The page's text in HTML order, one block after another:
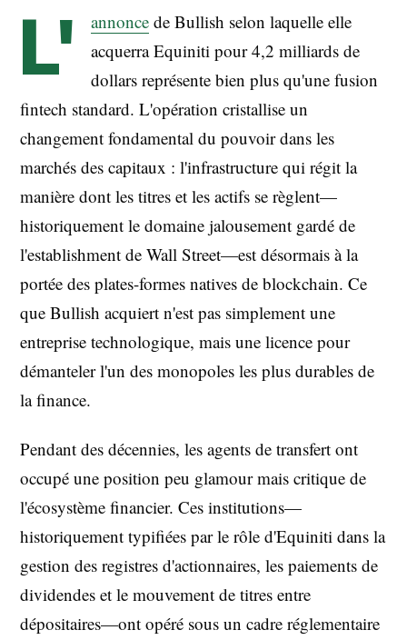
L' annonce de Bullish selon laquelle elle
acquerra Equiniti pour 4,2 milliards de
dollars représente bien plus qu'une fusion
fintech standard. L'opération cristallise un
changement fondamental du pouvoir dans les
marchés des capitaux : l'infrastructure qui régit la
manière dont les titres et les actifs se règlent—
historiquement le domaine jalousement gardé de
l'establishment de Wall Street—est désormais à la
portée des plates-formes natives de blockchain. Ce
que Bullish acquiert n'est pas simplement une
entreprise technologique, mais une licence pour
démanteler l'un des monopoles les plus durables de
la finance.
Pendant des décennies, les agents de transfert ont
occupé une position peu glamour mais critique de
l'écosystème financier. Ces institutions—
historiquement typifiées par le rôle d'Equiniti dans la
gestion des registres d'actionnaires, les paiements de
dividendes et le mouvement de titres entre
dépositaires—ont opéré sous un cadre réglementaire